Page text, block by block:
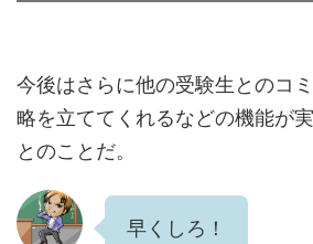
今後はさらに他の受験生とのコ
略を立ててくれるなどの機能が
とのことだ。
早くしろ！